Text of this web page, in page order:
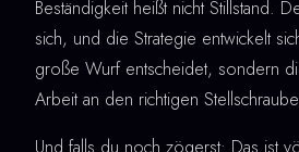
Beständigkeit heißt nicht Stillstand.
sich, und die Strategie entwickelt
große Wurf entscheidet, sondern
Arbeit an den richtigen
Und falls du noch zögerst: Das ist